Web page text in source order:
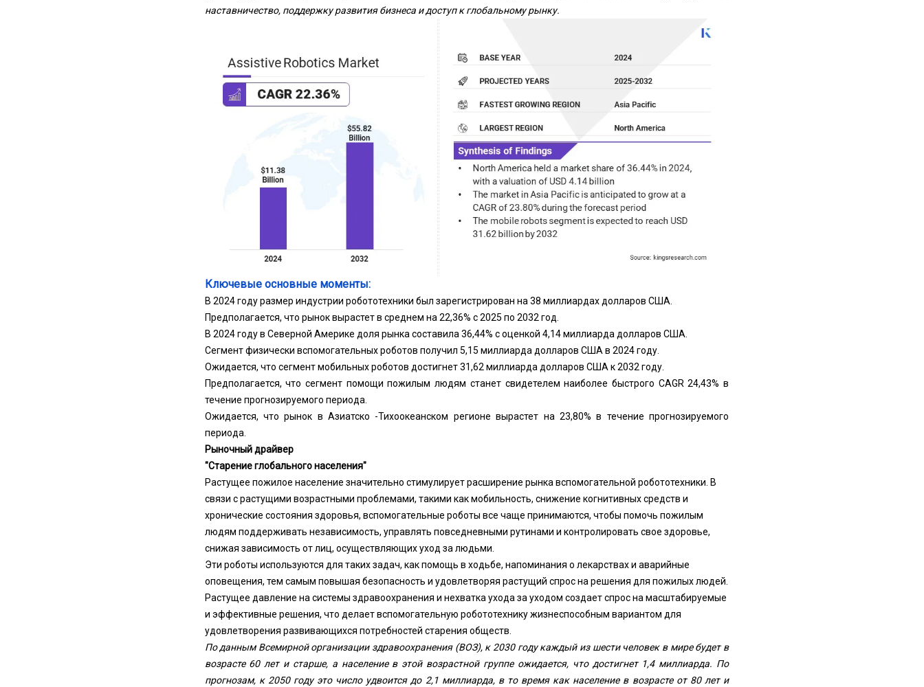
наставничество, поддержку развития бизнеса и доступ к глобальному рынку.
Ключевые основные моменты:
В 2024 году размер индустрии робототехники был зарегистрирован на 38 миллиардах долларов США.
Предполагается, что рынок вырастет в среднем на 22,36% с 2025 по 2032 год.
В 2024 году в Северной Америке доля рынка составила 36,44% с оценкой 4,14 миллиарда долларов США.
Сегмент физически вспомогательных роботов получил 5,15 миллиарда долларов США в 2024 году.
Ожидается, что сегмент мобильных роботов достигнет 31,62 миллиарда долларов США к 2032 году.
Предполагается, что сегмент помощи пожилым людям станет свидетелем наиболее быстрого CAGR 24,43% в
течение прогнозируемого периода.
Ожидается, что рынок в Азиатско -Тихоокеанском регионе вырастет на 23,80% в течение прогнозируемого
периода.
Рыночный драйвер
"Старение глобального населения"
Растущее пожилое население значительно стимулирует расширение рынка вспомогательной робототехники. В
связи с растущими возрастными проблемами, такими как мобильность, снижение когнитивных средств и
хронические состояния здоровья, вспомогательные роботы все чаще принимаются, чтобы помочь пожилым
людям поддерживать независимость, управлять повседневными рутинами и контролировать свое здоровье,
снижая зависимость от лиц, осуществляющих уход за людьми.
Эти роботы используются для таких задач, как помощь в ходьбе, напоминания о лекарствах и аварийные
оповещения, тем самым повышая безопасность и удовлетворяя растущий спрос на решения для пожилых людей.
Растущее давление на системы здравоохранения и нехватка ухода за уходом создает спрос на масштабируемые
и эффективные решения, что делает вспомогательную робототехнику жизнеспособным вариантом для
удовлетворения развивающихся потребностей старения обществ.
По данным Всемирной организации здравоохранения (ВОЗ), к 2030 году каждый из шести человек в мире будет в
возрасте 60 лет и старше, а население в этой возрастной группе ожидается, что достигнет 1,4 миллиарда. По
прогнозам, к 2050 году это число удвоится до 2,1 миллиарда, в то время как население в возрасте от 80 лет и